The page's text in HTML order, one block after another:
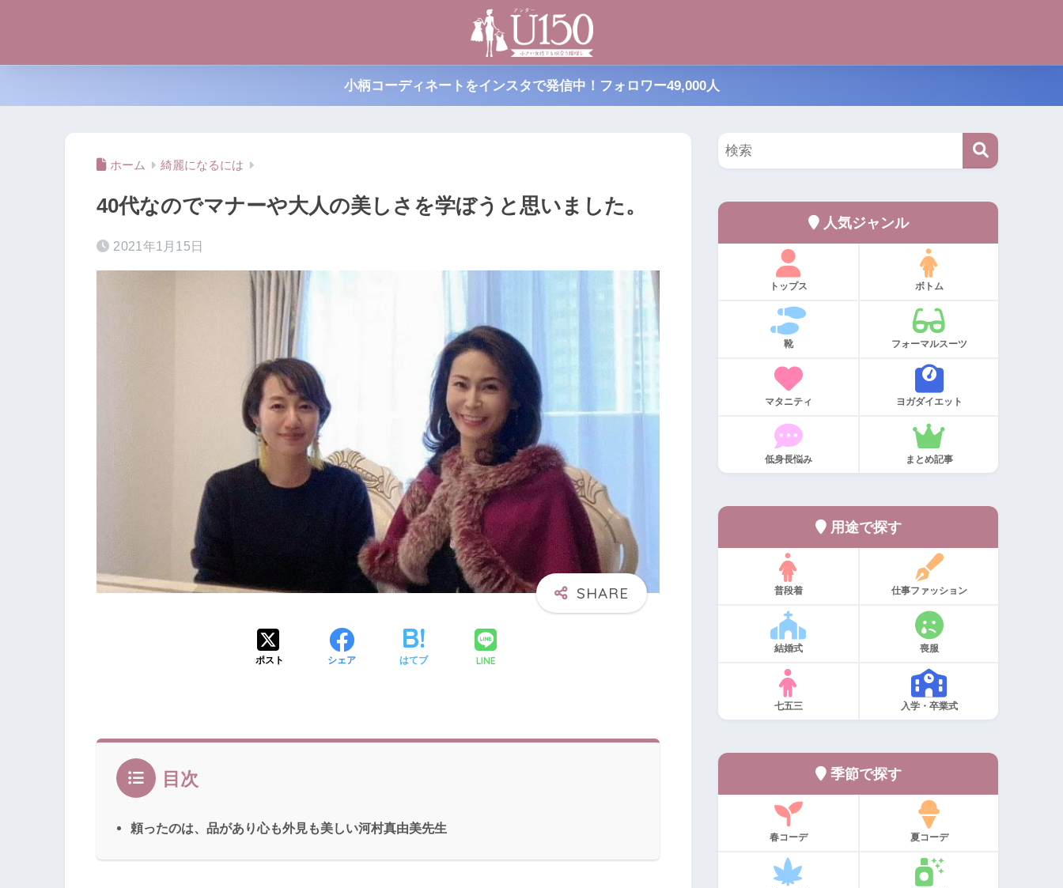
小柄コーディネートをインスタで発信中！フォロワー49,000人
ホーム 綺麗になるには
40代なのでマナーや大人の美しさを学ぼうと思いました。
2021年1月15日
ポスト シェア はてブ LINE
目次
頼ったのは、品があり心も外見も美しい河村真由美先生
人気ジャンル
トップス ボトム
靴 フォーマルスーツ
マタニティ ヨガダイエット
低身長悩み まとめ記事
用途で探す
普段着 仕事ファッション
結婚式 喪服
七五三 入学・卒業式
季節で探す
春コーデ 夏コーデ